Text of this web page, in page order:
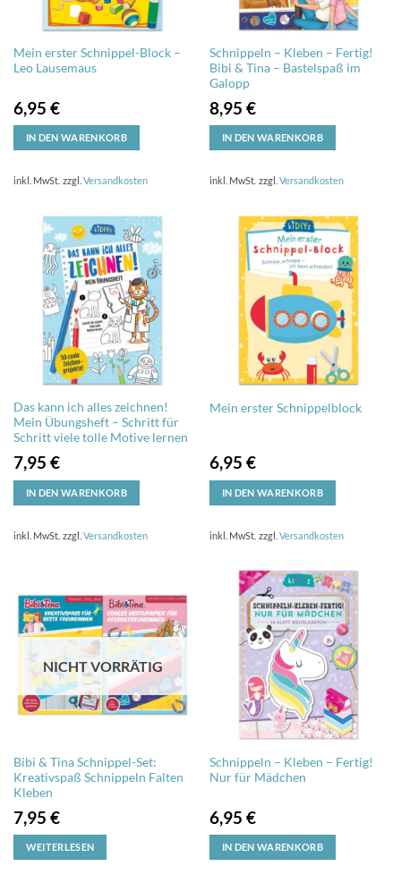
Mein erster Schnippel-Block –
Leo Lausemaus
6,95 €
IN DEN WARENKORB
inkl. MwSt. zzgl. Versandkosten
Schnippeln – Kleben – Fertig!
Bibi & Tina – Bastelspaß im
Galopp
8,95 €
IN DEN WARENKORB
inkl. MwSt. zzgl. Versandkosten
Das kann ich alles zeichnen!
Mein Übungsheft – Schritt für
Schritt viele tolle Motive lernen
7,95 €
IN DEN WARENKORB
inkl. MwSt. zzgl. Versandkosten
Mein erster Schnippelblock
6,95 €
IN DEN WARENKORB
inkl. MwSt. zzgl. Versandkosten
NICHT VORRÄTIG
Bibi & Tina Schnippel-Set:
Kreativspaß Schnippeln Falten
Kleben
7,95 €
WEITERLESEN
Schnippeln – Kleben – Fertig!
Nur für Mädchen
6,95 €
IN DEN WARENKORB